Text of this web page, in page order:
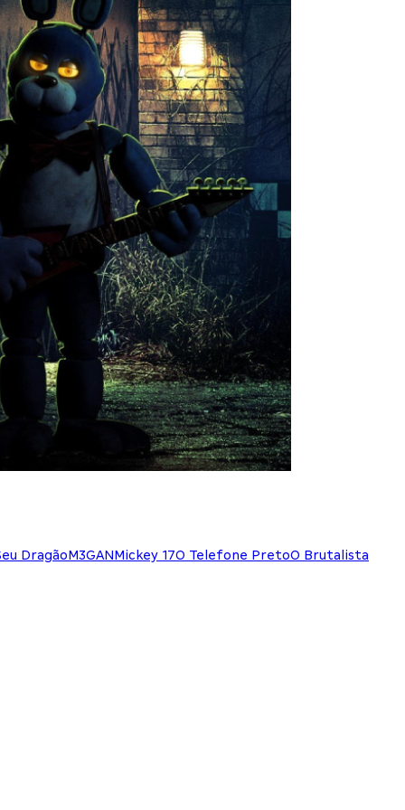
DragãoM3GANMickey 17O Telefone PretoO Brutalista